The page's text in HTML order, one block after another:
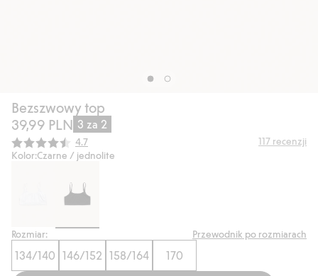
Bezszwowy top
39,99 PLN 3 za 2
Średnia ocena:
4.7 117 recenzji
Kolor:Czarne / jednolite
Rozmiar: Przewodnik po rozmiarach
134/140 146/152 158/164 170